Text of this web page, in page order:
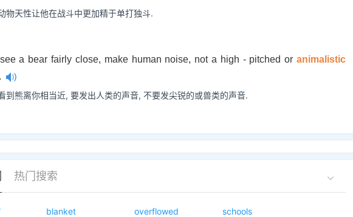
物天性让他在战斗中更加精于单打独斗.
a bear fairly close, make human noise, not a high - pitched or animalistic
到熊离你相当近, 要发出人类的声音, 不要发尖锐的或兽类的声音.
热门搜索
blanket overflowed
schools